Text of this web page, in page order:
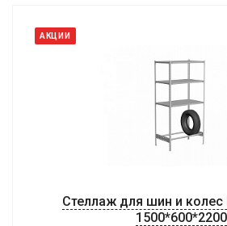
АКЦИИ
Стеллаж для шин и колес
1500*600*2200